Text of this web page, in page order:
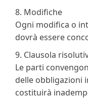
8. Modifiche
Ogni modifica o
dovrà essere
9. Clausola
Le parti
delle obbligazioni
costituirà